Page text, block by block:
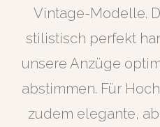
Vintage-Modelle.
stilistisch perfekt
unsere Anzüge
abstimmen. Für
zudem elegante,